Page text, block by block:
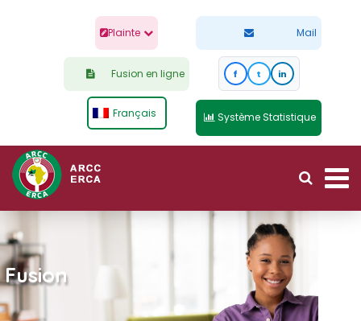
Mail
Plainte
Fusion en ligne
Français
f t in
Système Statistique
Fusion